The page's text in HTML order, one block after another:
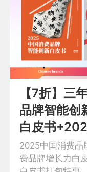
【7折】三
品牌智能创
白皮书
2025中国消费品
费品牌增长力白